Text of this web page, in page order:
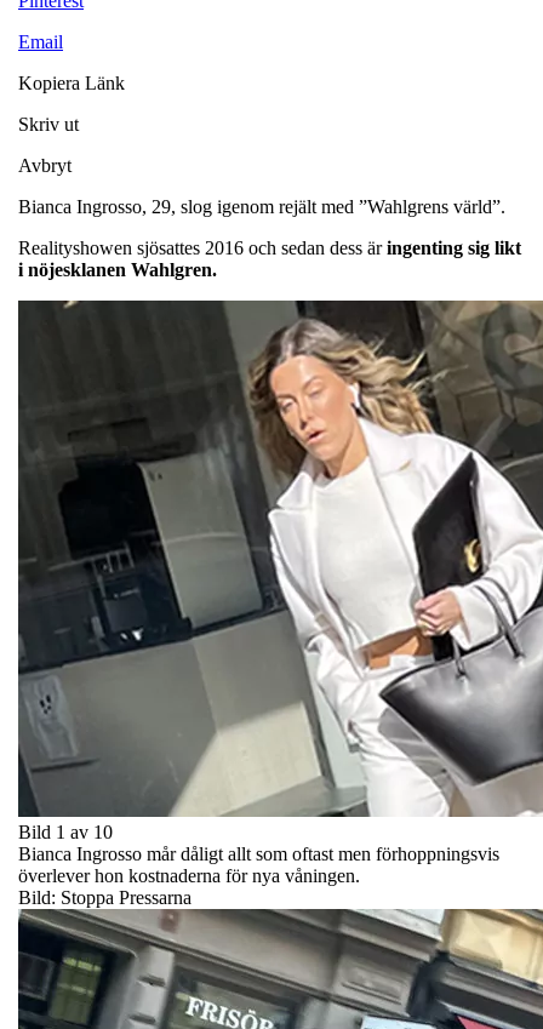
Email
Kopiera Länk
Skriv ut
Avbryt
Bianca Ingrosso, 29, slog igenom rejält med ”Wahlgrens värld”.
Realityshowen sjösattes 2016 och sedan dess äringenting sig likt
i nöjesklanen Wahlgren.
Bild 1 av 10
Bianca Ingrosso mår dåligt allt som oftast men förhoppningsvis
överlever hon kostnaderna för nya våningen.
Bild: Stoppa Pressarna